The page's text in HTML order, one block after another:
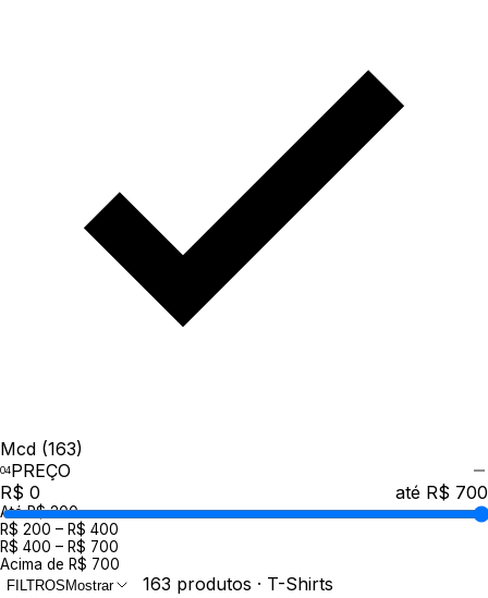
Mcd (163)
PREÇO
R$ 0
até R$ 700
Até R$ 200
R$ 200 – R$ 400
R$ 400 – R$ 700
Acima de R$ 700
FILTROS Mostrar 163 produtos · T-Shirts